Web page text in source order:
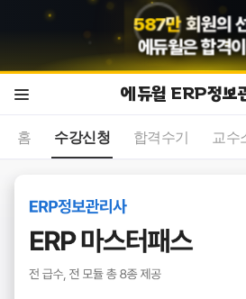
587만 회원의
에듀윌은 합격
에듀윌 ERP정보
홈 수강신청 합격수기 교수